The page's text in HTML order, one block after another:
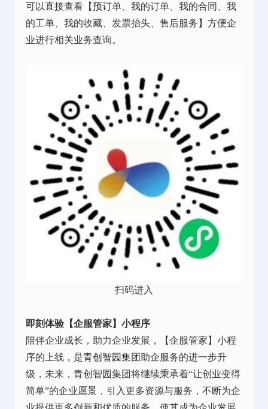
可以直接查看【预订单、我的订单、我的合同、我
的工单、我的收藏、发票抬头、售后服务】方便企
业进行相关业务查询。
扫码进入
即刻体验【企服管家】小程序
陪伴企业成长，助力企业发展，【企服管家】小程
序的上线，是青创智园集团 助企服务的进一步升
级，未来，青创智园集团将继续秉承着“让创业变得
简单”的企业愿景，引入更多资源与服务，不断为企